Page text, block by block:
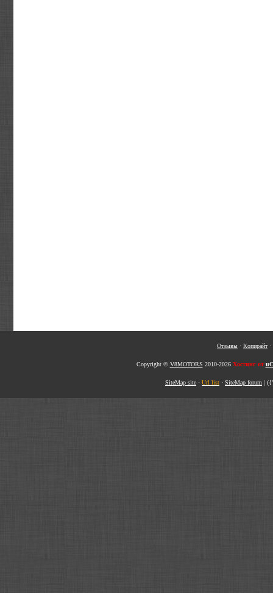
Отзывы · Копирайт·
Copyright © V8MOTORS 2010-2026 Хостинг от
SiteMap site · Url list · SiteMap forum |